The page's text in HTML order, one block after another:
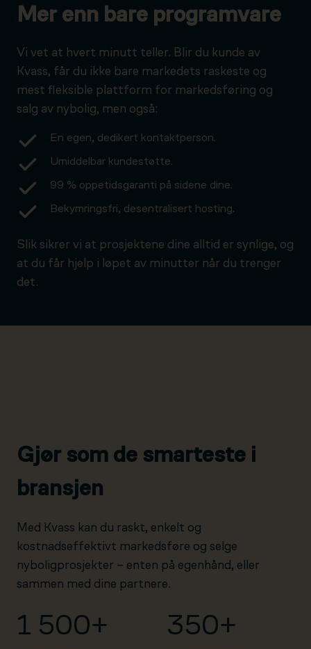
Mer enn bare programvare
Vi vet at hvert minutt teller. Blir du kunde av
Kvass, får du ikke bare markedets raskeste og
mest fleksible plattform for markedsføring og
salg av nybolig, men også:
En egen, dedikert kontaktperson.
Umiddelbar kundestøtte.
99 % oppetidsgaranti på sidene dine.
Bekymringsfri, desentralisert hosting.
Slik sikrer vi at prosjektene dine alltid er synlige, og
at du får hjelp i løpet av minutter når du trenger
det.
Gjør som de smarteste i
bransjen
Med Kvass kan du raskt, enkelt og
kostnadseffektivt markedsføre og selge
nyboligprosjekter – enten på egenhånd, eller
sammen med dine partnere.
1 500+ 350+